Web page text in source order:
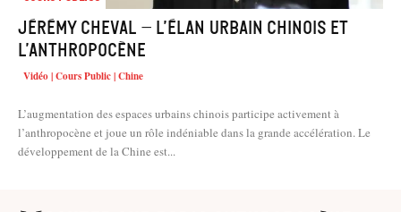
Jérémy Cheval – L’élan urbain chinois et
l’Anthropocène
Vidéo | Cours Public | Chine
L’augmentation des espaces urbains chinois participe activement à
l’anthropocène et joue un rôle indéniable dans la grande accélération. Le
développement de la Chine est...